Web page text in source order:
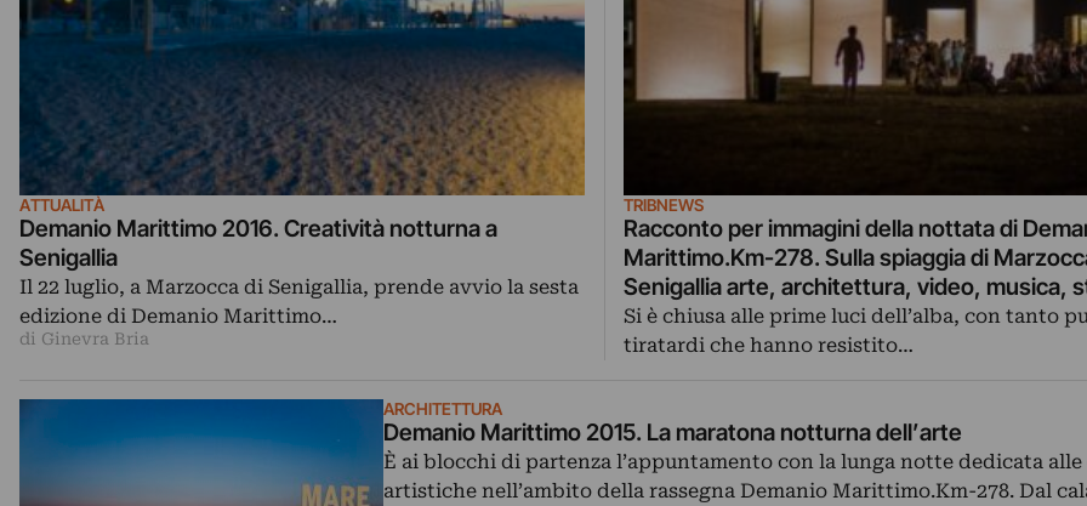
ATTUALITÀ
Demanio Marittimo 2016. Creatività notturna a
Senigallia
Il 22 luglio, a Marzocca di Senigallia, prende avvio la sesta
edizione di Demanio Marittimo…
di Ginevra Bria
TRIBNEWS
Racconto per immagini della nottata di
Marittimo.Km-278. Sulla spiaggia di
Senigallia arte, architettura, video, musica,
food
Si è chiusa alle prime luci dell’alba, con tanto
tiratardi che hanno resistito…
ARCHITETTURA
Demanio Marittimo 2015. La maratona notturna dell’arte
È ai blocchi di partenza l’appuntamento con la lunga notte dedicata
artistiche nell’ambito della rassegna Demanio Marittimo.Km-278. Dal